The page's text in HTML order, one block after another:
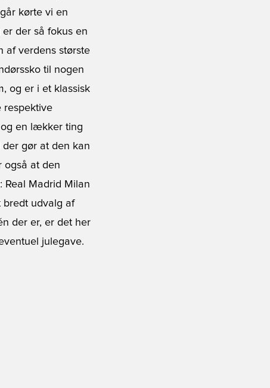
går kørte vi en
der så fokus en
af verdens største
til nogen
og er i et klassisk
respektive
og en lækker ting
gør at den kan
også at den
Real Madrid Milan
bredt udvalg af
der er, er det her
julegave.